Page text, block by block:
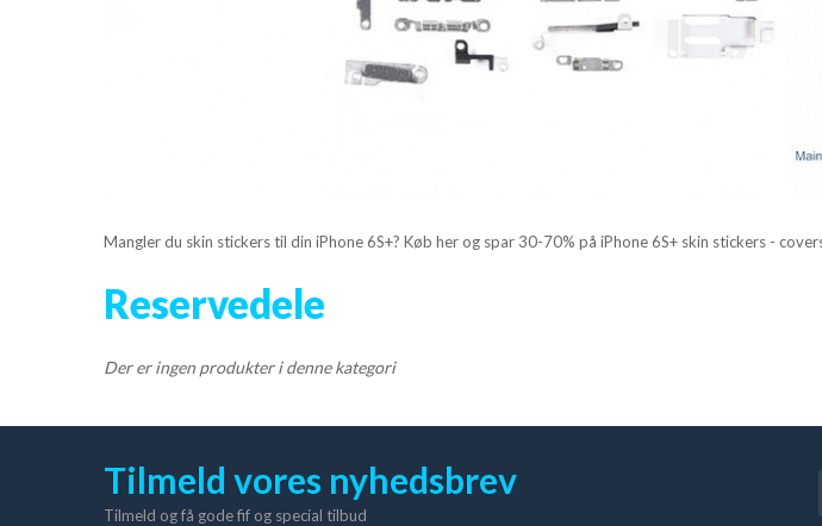
Mangler du skin stickers til din iPhone 6S+? Køb her og spar 30-70% på iPhone 6S+ skin stickers -
Reservedele
Der er ingen produkter i denne kategori
Tilmeld vores nyhedsbrev
Tilmeld og få gode fif og special tilbud